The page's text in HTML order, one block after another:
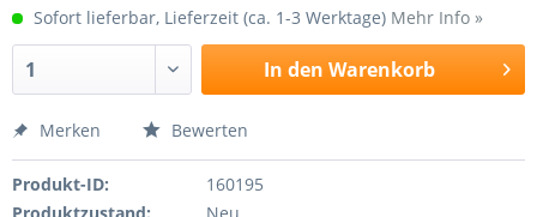
Sofort lieferbar, Lieferzeit (ca. 1-3 Werktage) Mehr Info »
In den Warenkorb
Merken Bewerten
Produkt-ID:
160195